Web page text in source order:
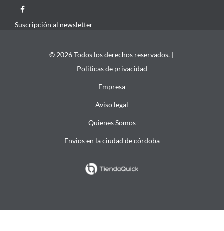
Suscripción al newsletter
© 2026 Todos los derechos reservados. |
Politicas de privacidad
Empresa
Aviso legal
Quienes Somos
Envios en la ciudad de córdoba